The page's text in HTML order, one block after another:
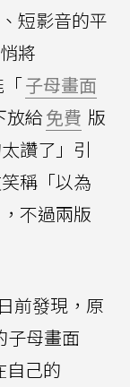
短影音的平
將
子母畫面
放給免費 版
讚了」引
稱「以為
不過兩版
前發現，原
子母畫面
自己的